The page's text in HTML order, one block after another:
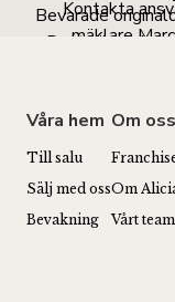
Våra hem
Till salu
Sälj med oss
Bevakning
Om oss
Om
Vårt team